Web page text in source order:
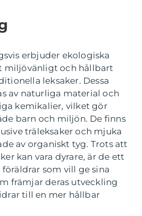
erbjuder ekologiska
miljövänligt och hållbart
leksaker. Dessa
av naturliga material och
kemikalier, vilket gör
barn och miljön. De finns
träleksaker och mjuka
av organiskt tyg. Trots att
kan vara dyrare, är de ett
som vill ge sina
främjar deras utveckling
till en mer hållbar